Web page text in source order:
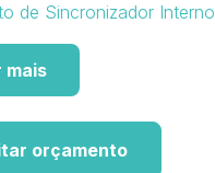
de Sincronizador Interno
mais
orçamento